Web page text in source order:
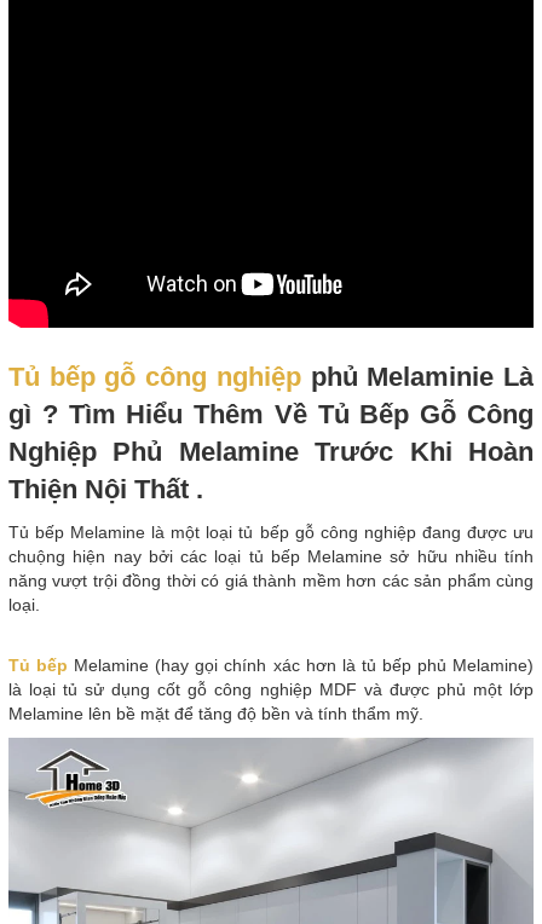
Tủ bếp gỗ công nghiệpphủ Melaminie Là
gì ? Tìm Hiểu Thêm Về Tủ Bếp Gỗ Công
Nghiệp Phủ Melamine Trước Khi Hoàn
Thiện Nội Thất .
Tủ bếp Melamine là một loại tủ bếp gỗ công nghiệp đang được ưu
chuộng hiện nay bởi các loại tủ bếp Melamine sở hữu nhiều tính
năng vượt trội đồng thời có giá thành mềm hơn các sản phẩm cùng
loại.
Tủ bếp Melamine (hay gọi chính xác hơn là tủ bếp phủ Melamine)
là loại tủ sử dụng cốt gỗ công nghiệp MDF và được phủ một lớp
Melamine lên bề mặt để tăng độ bền và tính thẩm mỹ.